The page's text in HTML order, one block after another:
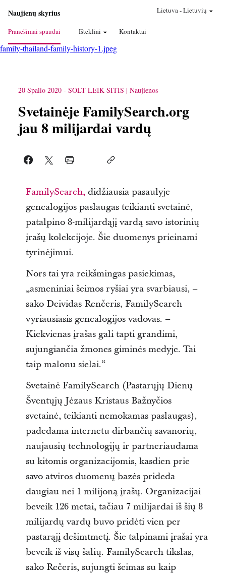
Naujienų skyrius
Pranešimai spaudai Ištekliai Kontaktai
Lietuva-Lietuvių
family-thailand-family-history-1.jpeg
20 Spalio 2020 - SOLT LEIK SITIS Naujienos
Svetainėje FamilySearch.org
jau 8 milijardai vardų
FamilySearch,didžiausia pasaulyje
genealogijos paslaugas teikianti svetainė,
patalpino 8-milijardąjį vardą savo istorinių
įrašų kolekcijoje. Šie duomenys prieinami
tyrinėjimui.
Nors tai yra reikšmingas pasiekimas,
„asmeniniai šeimos ryšiai yra svarbiausi, –
sako Deividas Renčeris, FamilySearch
vyriausiasis genealogijos vadovas. –
Kiekvienas įrašas gali tapti grandimi,
sujungiančia žmones giminės medyje. Tai
taip malonu sielai.“
Svetainė FamilySearch (Pastarųjų Dienų
Šventųjų Jėzaus Kristaus Bažnyčios
svetainė, teikianti nemokamas paslaugas),
padedama internetu dirbančių savanorių,
naujausių technologijų ir partneriaudama
su kitomis organizacijomis, kasdien prie
savo atviros duomenų bazės prideda
daugiau nei 1 milijoną įrašų. Organizacijai
beveik 126 metai, tačiau 7 milijardai iš šių 8
milijardų vardų buvo pridėti vien per
pastarąjį dešimtmetį. Šie talpinami įrašai yra
beveik iš visų šalių. FamilySearch tikslas,
sako Rečeris, sujungti šeimas su kaip